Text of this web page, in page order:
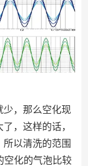
少，那么空化现
，这样的话，
以清洗的范围
空化的气泡比较